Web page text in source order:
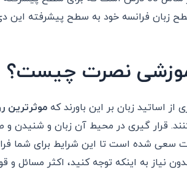
نصرت چیست؟
اساتید زبان بر این باورند کهموثرترین
قرار گیری در محیط آن زبان و شنیدن و
سعی شده است تا این شرایط برای شما
نیاز به اینکه توجه کنید، اکثر مسائل و